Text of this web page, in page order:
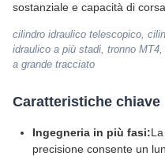
sostanziale e capacità di
cilindro idraulico telescopico,
idraulico a più stadi, tronno
a grande tracciato
Caratteristiche chiave
Ingegneria in più fasi:
precisione consente un